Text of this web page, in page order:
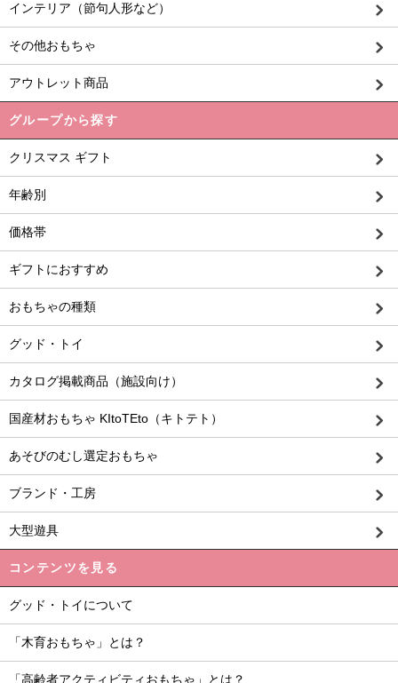
インテリア（節句人形など）
その他おもちゃ
アウトレット商品
グループから探す
クリスマス ギフト
年齢別
価格帯
ギフトにおすすめ
おもちゃの種類
グッド・トイ
カタログ掲載商品（施設向け）
国産材おもちゃ KItoTEto（キトテト）
あそびのむし選定おもちゃ
ブランド・工房
大型遊具
コンテンツを見る
グッド・トイについて
「木育おもちゃ」とは？
「高齢者アクティビティおもちゃ」とは？